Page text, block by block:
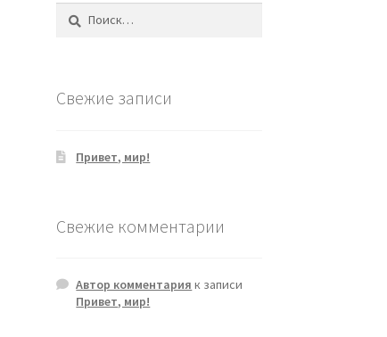
Найти:
Свежие записи
Привет, мир!
Свежие комментарии
Автор комментария к записи
Привет, мир!